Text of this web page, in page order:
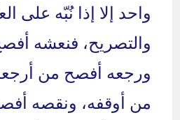
واحد إلا إذا نُبّه على
والتصريح، فنعشه
ورجعه أفصح من
من أوقفه، ونقصه